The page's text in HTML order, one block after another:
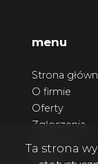
menu
Strona
O firmie
Oferty
Zgłoszenia
Ta strona